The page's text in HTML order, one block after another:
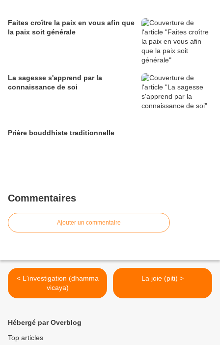
Faites croître la paix en vous afin que
la paix soit générale
La sagesse s'apprend par la
connaissance de soi
Prière bouddhiste traditionnelle
Commentaires
Ajouter un commentaire
< L'investigation (dhamma
vicaya)
La joie (piti) >
Hébergé par Overblog
Top articles